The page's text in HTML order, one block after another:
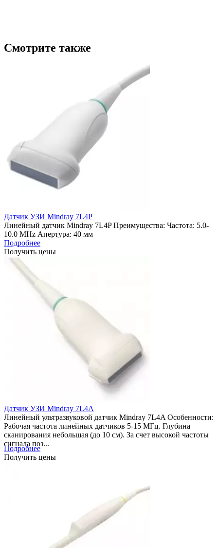
Смотрите также
Датчик УЗИ Mindray 7L4P
Линейный датчик Mindray 7L4P Преимущества: Частота: 5.0-
10.0 MHz Апертура: 40 мм
Подробнее
Получить цены
Датчик УЗИ Mindray 7L4A
Линейный ультразвуковой датчик Mindray 7L4A Особенности:
Рабочая частота линейных датчиков 5-15 МГц. Глубина
сканирования небольшая (до 10 см). За счет высокой частоты
сигнала поз...
Подробнее
Получить цены